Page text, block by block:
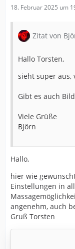
18. Februar 2025 um
Zitat von
Hallo Torsten,
sieht super aus,
Gibt es auch
Viele Grüße
Björn
Hallo,
hier wie
Einstellungen in
angenehm, auch
Gruß Torsten